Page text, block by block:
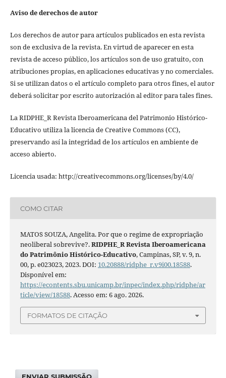
Aviso de derechos de autor
Los derechos de autor para artículos publicados en esta revista
son de exclusiva de la revista. En virtud de aparecer en esta
revista de acceso público, los artículos son de uso gratuito, con
atribuciones propias, en aplicaciones educativas y no comerciales.
Si se utilizan datos o el artículo completo para otros fines, el autor
deberá solicitar por escrito autorización al editor para tales fines.
La RIDPHE_R Revista Iberoamericana del Patrimonio Histórico-
Educativo utiliza la licencia de Creative Commons (CC),
preservando así la integridad de los artículos en ambiente de
acceso abierto.
Licencia usada: http://creativecommons.org/licenses/by/4.0/
COMO CITAR
MATOS SOUZA, Angelita. Por que o regime de expropriação
neoliberal sobrevive?.RIDPHE_R Revista Iberoamericana
do Patrimônio Histórico-Educativo, Campinas, SP, v. 9, n.
00, p. e023023, 2023. DOI: 10.20888/ridphe_r.v9i00.18588.
Disponível em:
https://econtents.sbu.unicamp.br/inpec/index.php/ridphe/ar
ticle/view/18588. Acesso em: 6 ago. 2026.
FORMATOS DE CITAÇÃO